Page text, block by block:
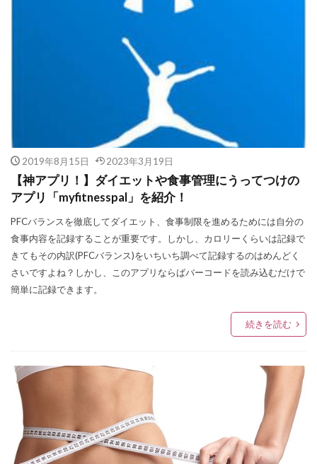
2019年8月15日 2023年3月19日
【神アプリ！】ダイエットや食事管理にうってつけの
アプリ「myfitnesspal」を紹介！
PFCバランスを徹底してダイエット、食事制限を進めるためには自分の
食事内容を記録することが重要です。しかし、カロリーくらいは記録で
きてもその内訳(PFCバランス)をいちいち調べて記録するのはめんどく
さいですよね？しかし、このアプリならばバーコードを読み込むだけで
簡単に記録できます。
続きを読む